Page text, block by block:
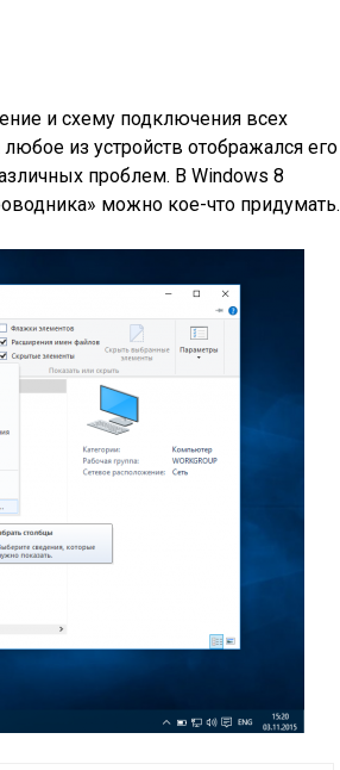
и схему подключения всех
из устройств отображался его
проблем. В Windows 8
можно кое-что придумать.